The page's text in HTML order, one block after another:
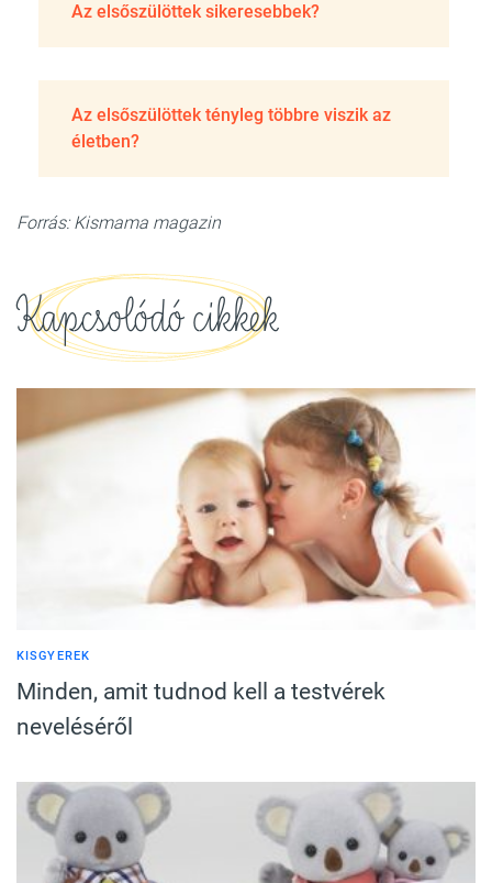
Az elsőszülöttek sikeresebbek?
Az elsőszülöttek tényleg többre viszik az
életben?
Forrás: Kismama magazin
Kapcsolódó cikkek
KISGYEREK
Minden, amit tudnod kell a testvérek
neveléséről